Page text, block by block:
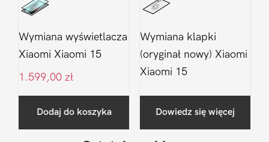
Wymiana wyświetlacza
Xiaomi Xiaomi 15
1.599,00 zł
Dodaj do koszyka
Wymiana klapki
(oryginał nowy) Xiaomi
Xiaomi 15
Dowiedz się więcej